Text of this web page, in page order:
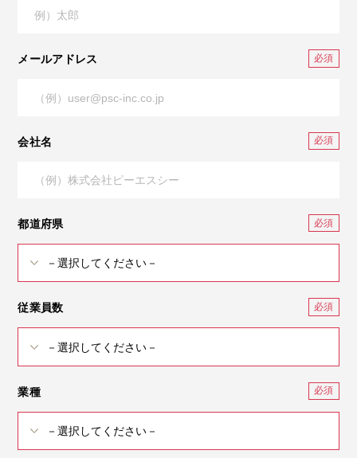
メールアドレス
会社名
都道府県
従業員数
業種